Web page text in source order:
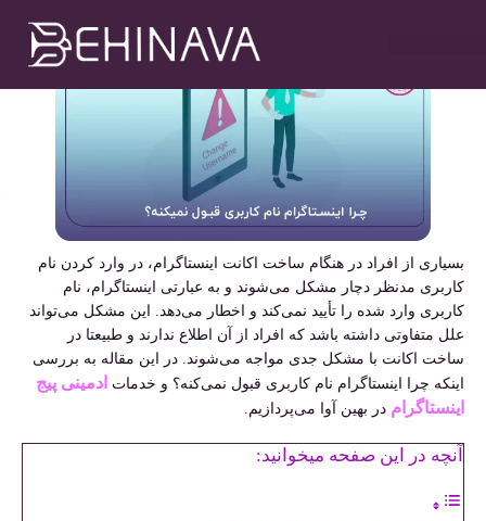
بسیاری از افراد در هنگام ساخت اکانت اینستاگرام، در وارد کردن نام
کاربری مدنظر دچار مشکل می‌شوند و به عبارتی اینستاگرام، نام
کاربری وارد شده را تأیید نمی‌کند و اخطار می‌دهد. این مشکل می‌تواند
علل متفاوتی داشته باشد که افراد از آن اطلاع ندارند و طبیعتا در
ساخت اکانت با مشکل جدی مواجه می‌شوند. در این مقاله به بررسی
اینکه چرا اینستاگرام نام کاربری قبول نمی‌کنه؟ و خدمات ادمینی پیج
اینستاگرام در بهین آوا می‌پردازیم.
آنچه در این صفحه میخوانید: